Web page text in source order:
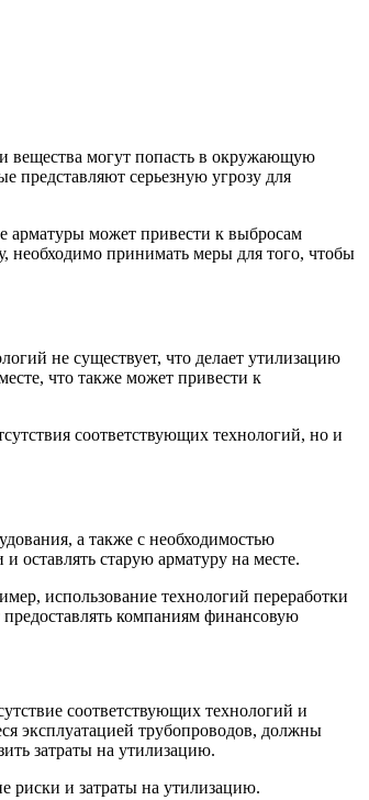
вещества могут попасть в окружающую
представляют серьезную угрозу для
арматуры может привести к выбросам
необходимо принимать меры для того, чтобы
не существует, что делает утилизацию
что также может привести к
соответствующих технологий, но и
а также с необходимостью
оставлять старую арматуру на месте.
использование технологий переработки
компаниям финансовую
соответствующих технологий и
эксплуатацией трубопроводов, должны
затраты на утилизацию.
риски и затраты на утилизацию.